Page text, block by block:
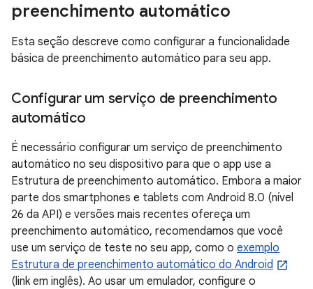
preenchimento automático
Esta seção descreve como configurar a funcionalidade
básica de preenchimento automático para seu app.
Configurar um serviço de preenchimento
automático
É necessário configurar um serviço de preenchimento
automático no seu dispositivo para que o app use a
Estrutura de preenchimento automático. Embora a maior
parte dos smartphones e tablets com Android 8.0 (nível
26 da API) e versões mais recentes ofereça um
preenchimento automático, recomendamos que você
use um serviço de teste no seu app, como o exemplo
Estrutura de preenchimento automático do Android
(link em inglês). Ao usar um emulador, configure o